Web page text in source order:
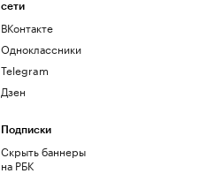
сети
ВКонтакте
Одноклассники
Telegram
Дзен
Подписки
Скрыть баннеры
на РБК